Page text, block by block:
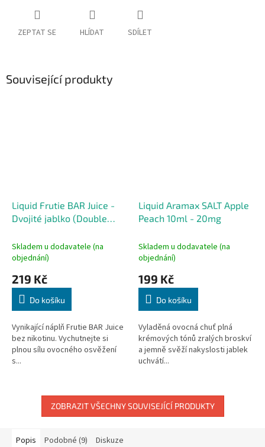
ZEPTAT SE HLÍDAT SDÍLET
Související produkty
Liquid Frutie BAR Juice -
Dvojité jablko (Double
Skladem u dodavatele (na
objednání)
219 Kč
Do košíku
Vynikající náplň Frutie BAR Juice
bez nikotinu. Vychutnejte si
plnou sílu ovocného osvěžení
s...
Liquid Aramax SALT Apple
Peach 10ml - 20mg
Skladem u dodavatele (na
objednání)
199 Kč
Do košíku
Vyladěná ovocná chuť plná
krémových tónů zralých broskví
a jemně svěží nakyslosti jablek
uchvátí...
ZOBRAZIT VŠECHNY SOUVISEJÍCÍ PRODUKTY
Popis Podobné (9) Diskuze